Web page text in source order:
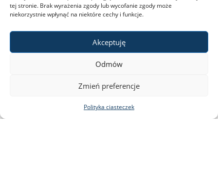
tej stronie. Brak wyrażenia zgody lub wycofanie zgody może
niekorzystnie wpłynąć na niektóre cechy i funkcje.
Akceptuję
Odmów
Zmień preferencje
Polityka ciasteczek
Paolo Pasoliniego